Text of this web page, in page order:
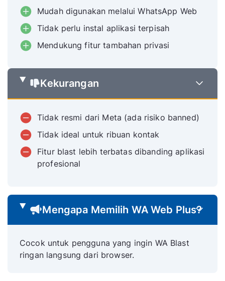
Mudah digunakan melalui WhatsApp Web
Tidak perlu instal aplikasi terpisah
Mendukung fitur tambahan privasi
Kekurangan
Tidak resmi dari Meta (ada risiko banned)
Tidak ideal untuk ribuan kontak
Fitur blast lebih terbatas dibanding aplikasi
profesional
Mengapa Memilih WA Web Plus?
Cocok untuk pengguna yang ingin WA Blast
ringan langsung dari browser.